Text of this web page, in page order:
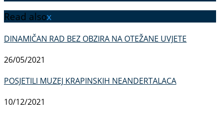
Read alsox
DINAMIČAN RAD BEZ OBZIRA NA OTEŽANE UVJETE
26/05/2021
POSJETILI MUZEJ KRAPINSKIH NEANDERTALACA
10/12/2021